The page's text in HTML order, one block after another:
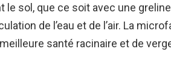
le sol, que ce soit avec une
de l’eau et de l’air. La
santé racinaire et de